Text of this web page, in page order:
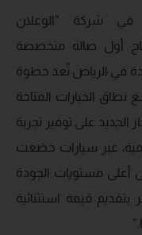
في شركة “الوعلان
أول صالة متخصصة
في الرياض تُعد خطوة
نطاق الخيارات المتاحة
الجديد على توفير تجربة
عبر سيارات خضعت
مستويات الجودة
بتقديم قيمة استثنائية